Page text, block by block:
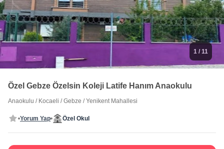
1 / 11
Özel Gebze Özelsin Koleji Latife Hanım Anaokulu
Anaokulu / Kocaeli /Gebze /Yenikent Mahallesi
Yorum Yap Özel Okul